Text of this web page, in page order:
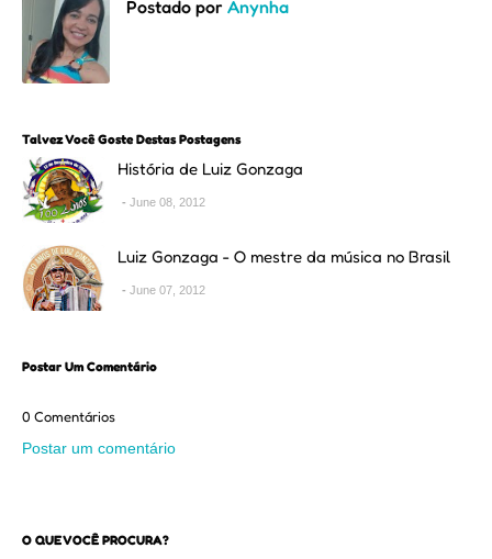
Postado por Anynha
Talvez Você Goste Destas Postagens
História de Luiz Gonzaga
June 08, 2012
Luiz Gonzaga - O mestre da música no Brasil
June 07, 2012
Postar Um Comentário
0 Comentários
Postar um comentário
O QUE VOCÊ PROCURA?